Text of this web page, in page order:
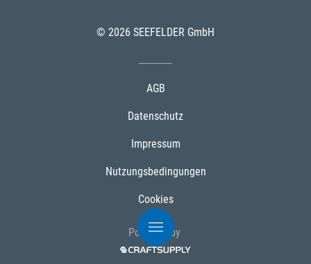
© 2026 SEEFELDER GmbH
AGB
Datenschutz
Impressum
Nutzungsbedingungen
Cookies
Powered by